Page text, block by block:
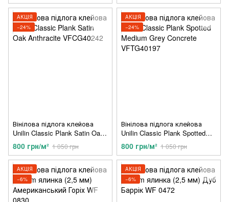
АКЦІЯ
−24%
Вінілова підлога клейова
Unilin Classic Plank Satin Oak
Anthracite VFCG40242
800 грн/м² 1 050 грн
АКЦІЯ
−24%
Вінілова підлога клейова
Unilin Classic Plank Spotted
Medium Grey Concrete
VFTG40197
800 грн/м² 1 050 грн
АКЦІЯ
−6%
АКЦІЯ
−6%